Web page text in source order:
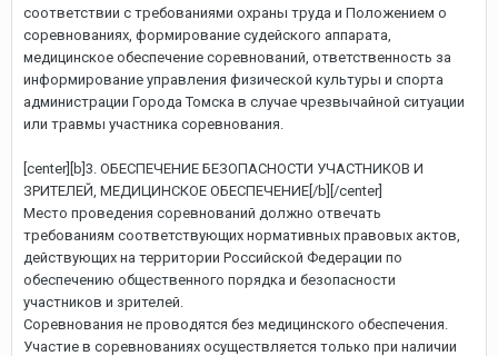
соответствии с требованиями охраны труда и Положением о
соревнованиях, формирование судейского аппарата,
медицинское обеспечение соревнований, ответственность за
информирование управления физической культуры и спорта
администрации Города Томска в случае чрезвычайной ситуации
или травмы участника соревнования.
[center][b]3. ОБЕСПЕЧЕНИЕ БЕЗОПАСНОСТИ УЧАСТНИКОВ И
ЗРИТЕЛЕЙ, МЕДИЦИНСКОЕ ОБЕСПЕЧЕНИЕ[/b][/center]
Место проведения соревнований должно отвечать
требованиям соответствующих нормативных правовых актов,
действующих на территории Российской Федерации по
обеспечению общественного порядка и безопасности
участников и зрителей.
Соревнования не проводятся без медицинского обеспечения.
Участие в соревнованиях осуществляется только при наличии